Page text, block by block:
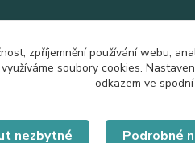
zpříjemnění používání webu,
soubory cookies.
odkazem ve
nezbytné Podrobné